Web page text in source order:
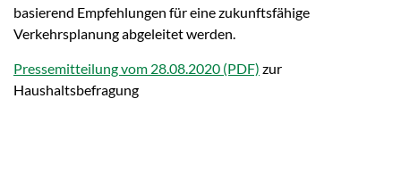
basierend Empfehlungen für eine zukunftsfähige
Verkehrsplanung abgeleitet werden.
Pressemitteilung vom 28.08.2020
zur
Haushaltsbefragung